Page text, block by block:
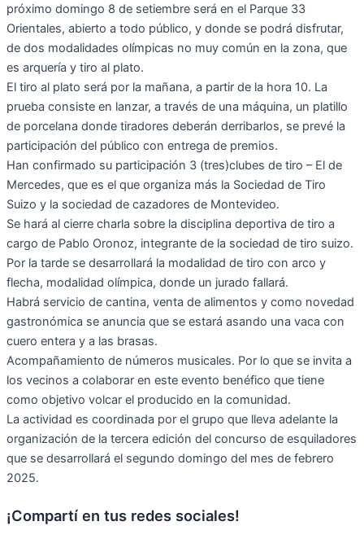
próximo domingo 8 de setiembre será en el Parque 33
Orientales, abierto a todo público, y donde se podrá disfrutar,
de dos modalidades olímpicas no muy común en la zona, que
es arquería y tiro al plato.
El tiro al plato será por la mañana, a partir de la hora 10. La
prueba consiste en lanzar, a través de una máquina, un platillo
de porcelana donde tiradores deberán derribarlos, se prevé la
participación del público con entrega de premios.
Han confirmado su participación 3 (tres)clubes de tiro – El de
Mercedes, que es el que organiza más la Sociedad de Tiro
Suizo y la sociedad de cazadores de Montevideo. ⁠
Se hará al cierre charla sobre la disciplina deportiva de tiro a
cargo de Pablo Oronoz, integrante de la sociedad de tiro suizo.
Por la tarde se desarrollará la modalidad de tiro con arco y
flecha, modalidad olímpica, donde un jurado fallará.
Habrá servicio de cantina, venta de alimentos y como novedad
gastronómica se anuncia que se estará asando una vaca con
cuero entera y a las brasas.
Acompañamiento de números musicales. Por lo que se invita a
los vecinos a colaborar en este evento benéfico que tiene
como objetivo volcar el producido en la comunidad.
La actividad es coordinada por el grupo que lleva adelante la
organización de la tercera edición del concurso de esquiladores
que se desarrollará el segundo domingo del mes de febrero
2025.
¡Compartí en tus redes sociales!